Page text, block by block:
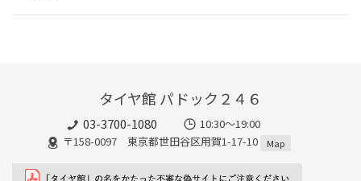
タイヤ館 パドック２４６
03-3700-1080
10:30～19:00
〒158-0097 東京都世田谷区用賀1-17-10
Map